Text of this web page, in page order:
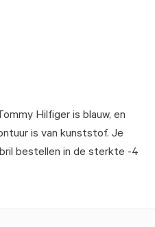
Hilfiger is blauw, en
is van kunststof. Je
bestellen in de sterkte -4